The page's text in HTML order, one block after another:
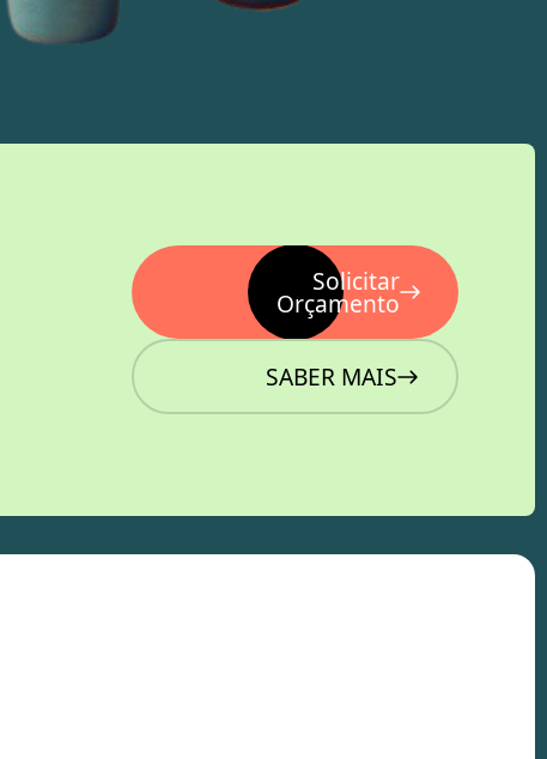
Solicitar
Orçamento
SABER MAIS